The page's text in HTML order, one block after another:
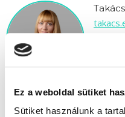
Ez a weboldal sütiket
Sütiket használunk a